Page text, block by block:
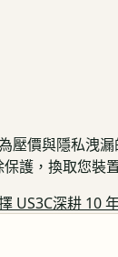
壓價與隱私洩
護，換取您裝
US3C深耕 10